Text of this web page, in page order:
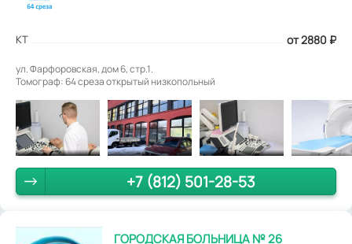
КТ от 2880 ₽
ул. Фарфоровская, дом 6, стр.1.
Томограф: 64 среза открытый низкопольный
+7 (812) 501-28-53
ГОРОДСКАЯ БОЛЬНИЦА № 26